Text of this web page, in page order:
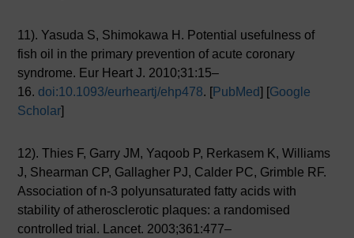
11). Yasuda S, Shimokawa H. Potential usefulness of
fish oil in the primary prevention of acute coronary
syndrome. Eur Heart J. 2010;31:15–
16. doi:10.1093/eurheartj/ehp478. [PubMed] [Google
Scholar]
12). Thies F, Garry JM, Yaqoob P, Rerkasem K, Williams
J, Shearman CP, Gallagher PJ, Calder PC, Grimble RF.
Association of n-3 polyunsaturated fatty acids with
stability of atherosclerotic plaques: a randomised
controlled trial. Lancet. 2003;361:477–